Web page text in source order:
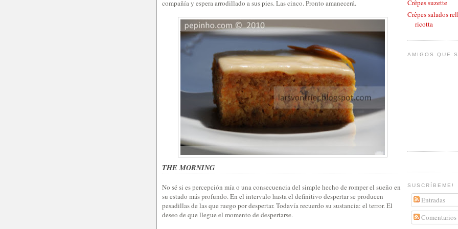
compañía y espera arrodillado a sus pies. Las cinco. Pronto amanecerá.
THE MORNING
No sé si es percepción mía o una consecuencia del simple hecho de romper el sueño en
su estado más profundo. En el intervalo hasta el definitivo despertar se producen
pesadillas de las que ruego por despertar. Todavía recuerdo su sustancia: el terror. El
deseo de que llegue el momento de despertarse.
Crêpes suzette
Crêpes salados
ricotta
AMIGOS QUE
SUSCRÍBEME!
Entradas
Comentarios